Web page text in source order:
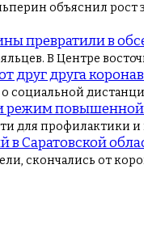
объяснил рост
В Центре
социальной
профилактики и
скончались от